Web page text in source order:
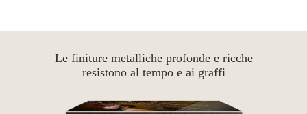
Le finiture metalliche profonde e ricche
resistono al tempo e ai graffi